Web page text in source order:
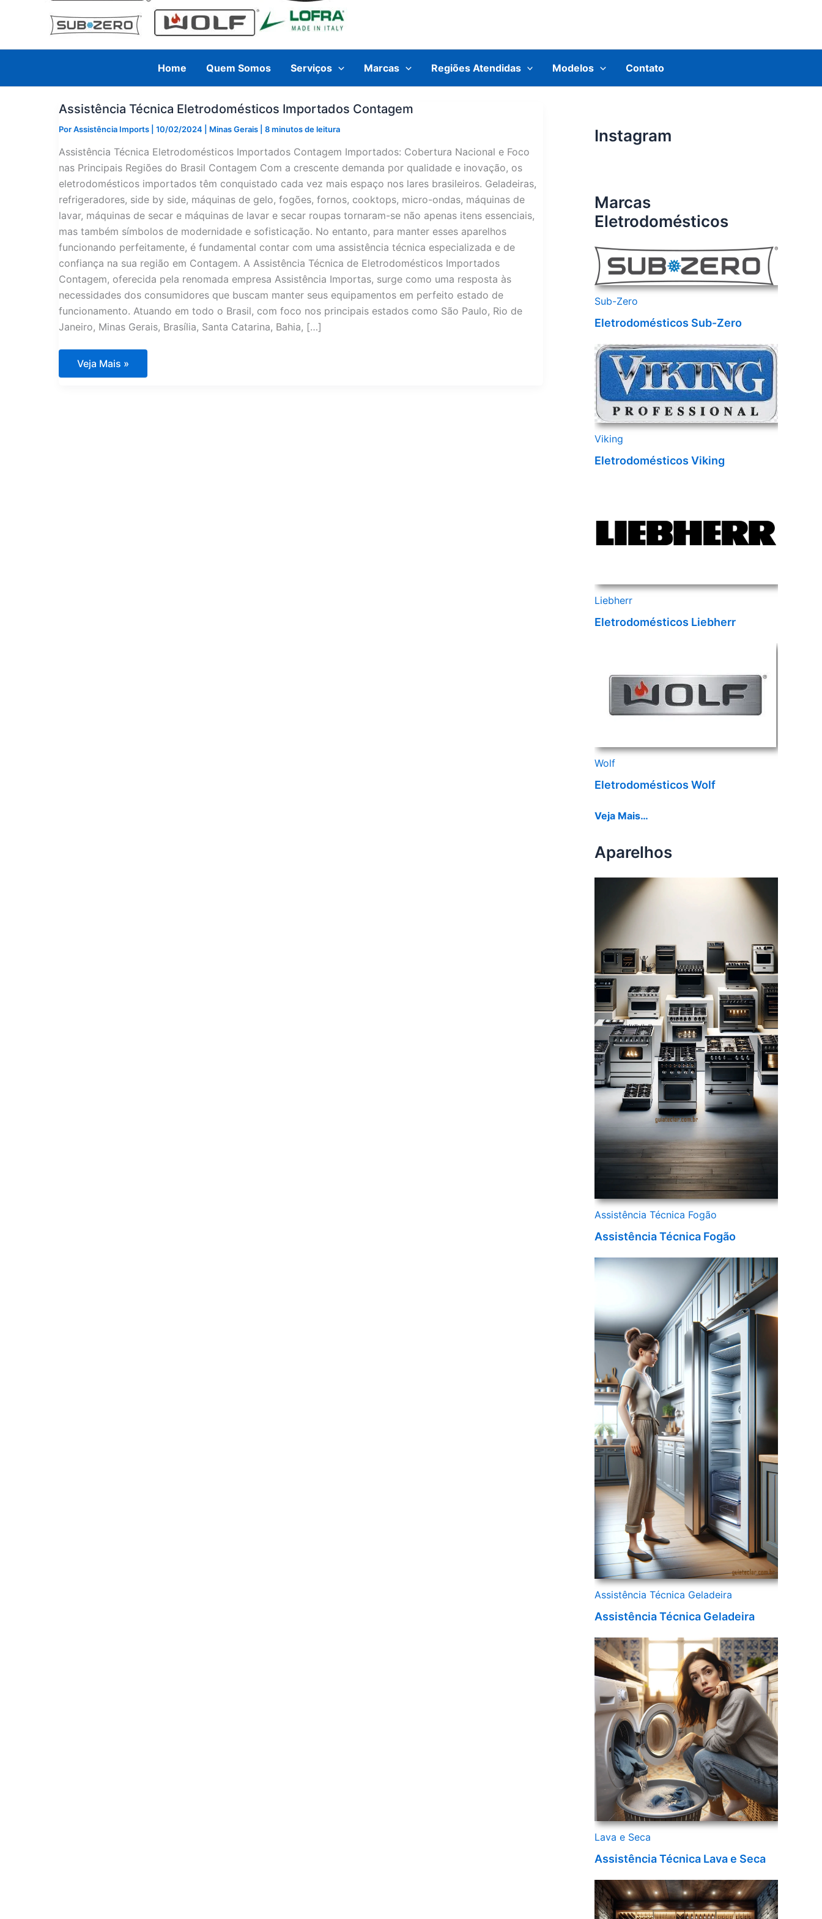
Home Quem Somos Serviços Marcas Regiões Atendidas Modelos Contato
Assistência Técnica Eletrodomésticos Importados Contagem
PorAssistência Imports 10/02/2024 Minas Gerais 8 minutos de leitura
Assistência Técnica Eletrodomésticos Importados Contagem Importados: Cobertura Nacional e Foco
nas Principais Regiões do Brasil Contagem Com a crescente demanda por qualidade e inovação, os
eletrodomésticos importados têm conquistado cada vez mais espaço nos lares brasileiros. Geladeiras,
refrigeradores, side by side, máquinas de gelo, fogões, fornos, cooktops, micro-ondas, máquinas de
lavar, máquinas de secar e máquinas de lavar e secar roupas tornaram-se não apenas itens essenciais,
mas também símbolos de modernidade e sofisticação. No entanto, para manter esses aparelhos
funcionando perfeitamente, é fundamental contar com uma assistência técnica especializada e de
confiança na sua região em Contagem. A Assistência Técnica de Eletrodomésticos Importados
Contagem, oferecida pela renomada empresa Assistência Importas, surge como uma resposta às
necessidades dos consumidores que buscam manter seus equipamentos em perfeito estado de
funcionamento. Atuando em todo o Brasil, com foco nos principais estados como São Paulo, Rio de
Janeiro, Minas Gerais, Brasília, Santa Catarina, Bahia, […]
Assistência
Técnica
Veja Mais »
Instagram
Marcas
Eletrodomésticos
Sub-Zero
Eletrodomésticos Sub-Zero
Viking
Eletrodomésticos Viking
Liebherr
Eletrodomésticos Liebherr
Wolf
Eletrodomésticos Wolf
Veja Mais…
Aparelhos
Assistência Técnica Fogão
Assistência Técnica Fogão
Assistência Técnica Geladeira
Assistência Técnica Geladeira
Lava e Seca
Assistência Técnica Lava e Seca